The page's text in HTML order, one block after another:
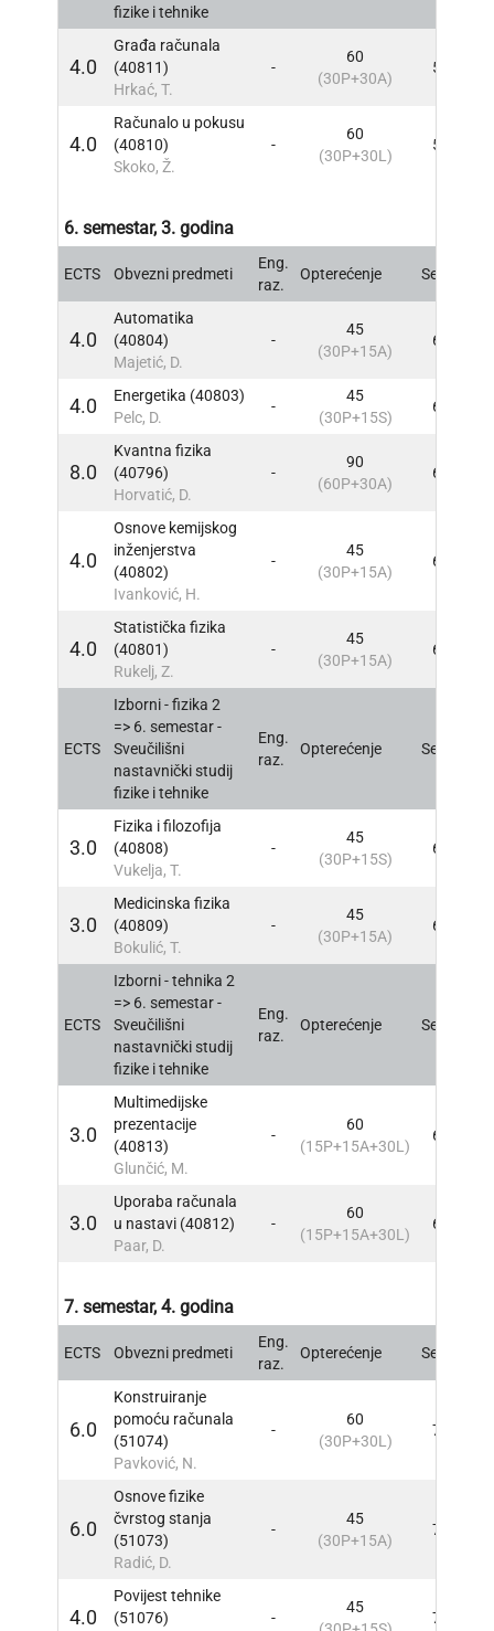
fizike i tehnike
4.0
Građa računala
(40811)
Hrkać, T.
-
60
(30P+30A)
5
4.0
Računalo u pokusu
(40810)
Skoko, Ž.
-
60
(30P+30L)
5
6. semestar, 3. godina
ECTS Obvezni predmeti
Eng.
raz.
Opterećenje Sem
4.0
Automatika
(40804)
Majetić, D.
-
45
(30P+15A)
6
4.0
Energetika (40803)
Pelc, D.
-
45
(30P+15S)
6
8.0
Kvantna fizika
(40796)
Horvatić, D.
-
90
(60P+30A)
6
4.0
Osnove kemijskog
inženjerstva
(40802)
Ivanković, H.
-
45
(30P+15A)
6
4.0
Statistička fizika
(40801)
Rukelj, Z.
-
45
(30P+15A)
6
ECTS
Izborni - fizika 2
=> 6. semestar -
Sveučilišni
nastavnički studij
fizike i tehnike
Eng.
raz.
Opterećenje Sem
3.0
Fizika i filozofija
(40808)
Vukelja, T.
-
45
(30P+15S)
6
3.0
Medicinska fizika
(40809)
Bokulić, T.
-
45
(30P+15A)
6
ECTS
Izborni - tehnika 2
=> 6. semestar -
Sveučilišni
nastavnički studij
fizike i tehnike
Eng.
raz.
Opterećenje Sem
3.0
Multimedijske
prezentacije
(40813)
Glunčić, M.
-
60
(15P+15A+30L)
6
3.0
Uporaba računala
u nastavi (40812)
Paar, D.
-
60
(15P+15A+30L)
6
7. semestar, 4. godina
ECTS Obvezni predmeti
Eng.
raz.
Opterećenje Sem
6.0
Konstruiranje
pomoću računala
(51074)
Pavković, N.
-
60
(30P+30L)
7
6.0
Osnove fizike
čvrstog stanja
(51073)
Radić, D.
-
45
(30P+15A)
7
4.0
Povijest tehnike
(51076)
-
45
7